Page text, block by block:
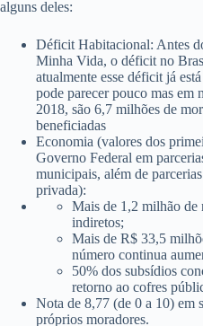
alguns deles:
Déficit Habitacional: Antes
Minha Vida, o déficit no
atualmente esse déficit já
pode parecer pouco mas em
2018, são 6,7 milhões de
beneficiadas
Economia (valores dos
Governo Federal em
municipais, além de
privada):
Mais de 1,2 milhão de
indiretos;
Mais de R$ 33,5
número continua
50% dos subsídios
retorno ao cofres
Nota de 8,77 (de 0 a 10) em
próprios moradores.